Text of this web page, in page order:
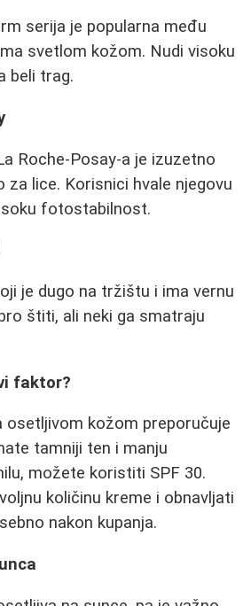
serija je popularna među
svetlom kožom. Nudi visoku
beli trag.
Roche-Posay-a je izuzetno
za lice. Korisnici hvale njegovu
fotostabilnost.
je dugo na tržištu i ima vernu
štiti, ali neki ga smatraju
faktor?
osetljivom kožom preporučuje
tamniji ten i manju
možete koristiti SPF 30.
količinu kreme i obnavljati
nakon kupanja.